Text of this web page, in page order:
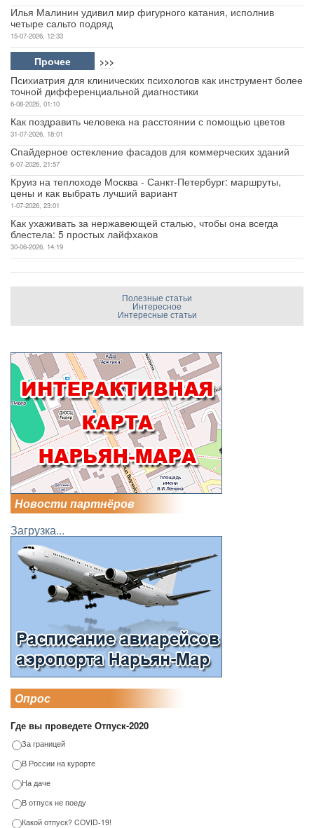
Илья Малинин удивил мир фигурного катания, исполнив
четыре сальто подряд
15-07-2026, 12:33
Прочее >>>
Психиатрия для клинических психологов как инструмент более
точной дифференциальной диагностики
6-08-2026, 01:10
Как поздравить человека на расстоянии с помощью цветов
31-07-2026, 18:01
Спайдерное остекление фасадов для коммерческих зданий
6-07-2026, 21:57
Круиз на теплоходе Москва - Санкт-Петербург: маршруты,
цены и как выбрать лучший вариант
1-07-2026, 23:01
Как ухаживать за нержавеющей сталью, чтобы она всегда
блестела: 5 простых лайфхаков
30-06-2026, 14:19
Полезные статьи
Интересное
Интересные статьи
Новости партнёров
Загрузка...
Опрос
Где вы проведете Отпуск-2020
За границей
В России на курорте
На даче
В отпуск не поеду
Какой отпуск? COVID-19!